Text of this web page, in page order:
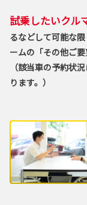
試乗したいクル
るなどして可能な
ームの「その他ご
（該当車の予約状
ります。）